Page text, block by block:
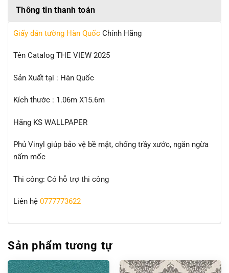
Thông tin thanh toán
Giấy dán tường Hàn Quốc Chính Hãng
Tên Catalog THE VIEW 2025
Sản Xuất tại : Hàn Quốc
Kích thước : 1.06m X15.6m
Hãng KS WALLPAPER
Phủ Vinyl giúp bảo vệ bề mặt, chống trầy xước, ngăn ngừa
nấm mốc
Thi công: Có hỗ trợ thi công
Liên hệ 0777773622
Sản phẩm tương tự